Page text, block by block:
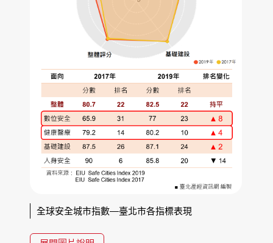
全球安全城市指數—臺北市各指標表現